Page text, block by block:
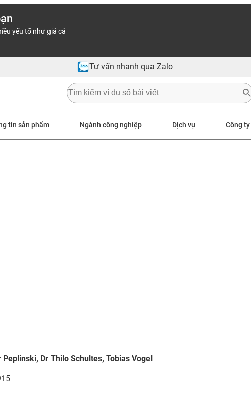
yếu tố như giá cả
Tư vấn nhanh qua Zalo
tin sản phẩm Ngành công nghiệp Dịch vụ Công ty
Dr Thilo Schultes, Tobias Vogel